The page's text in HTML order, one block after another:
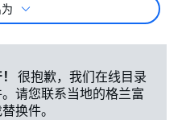
很抱歉，我们在线目录
请您联系当地的格兰富
换件。